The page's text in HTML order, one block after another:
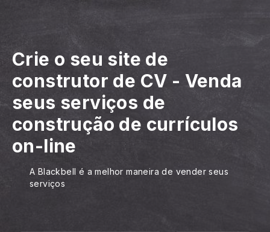
Crie o seu site de
construtor de CV - Venda
seus serviços de
construção de currículos
on-line
A Blackbell é a melhor maneira de vender seus
serviços